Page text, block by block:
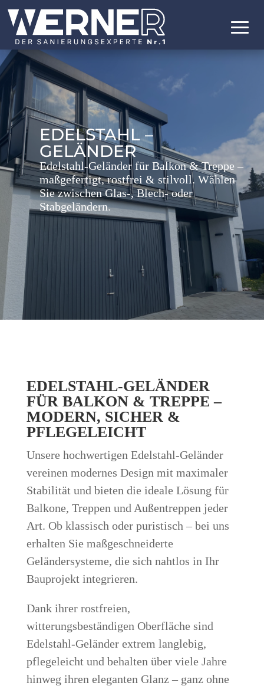
EDELSTAHL –
GELÄNDER
Edelstahl-Geländer für Balkon & Treppe –
maßgefertigt, rostfrei & stilvoll. Wählen
Sie zwischen Glas-, Blech- oder
Stabgeländern.
EDELSTAHL-GELÄNDER
FÜR BALKON & TREPPE –
MODERN, SICHER &
PFLEGELEICHT
Unsere hochwertigen Edelstahl-Geländer
vereinen modernes Design mit maximaler
Stabilität und bieten die ideale Lösung für
Balkone, Treppen und Außentreppen jeder
Art. Ob klassisch oder puristisch – bei uns
erhalten Sie maßgeschneiderte
Geländersysteme, die sich nahtlos in Ihr
Bauprojekt integrieren.
Dank ihrer rostfreien,
witterungsbeständigen Oberfläche sind
Edelstahl-Geländer extrem langlebig,
pflegeleicht und behalten über viele Jahre
hinweg ihren eleganten Glanz – ganz ohne